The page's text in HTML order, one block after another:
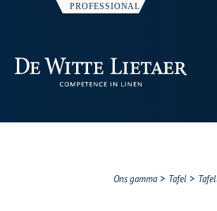
Ons gamma> Tafel>